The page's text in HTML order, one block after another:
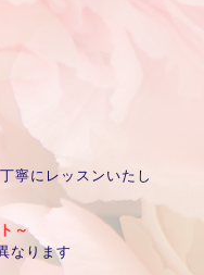
寧にレッスンいたし
～
なります